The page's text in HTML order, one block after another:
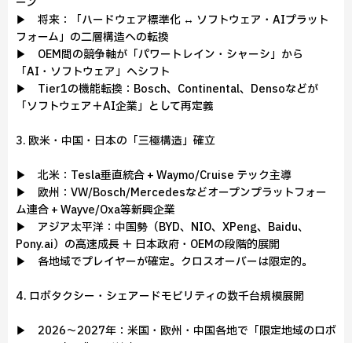
▶ 将来：「ハードウェア標準化 ↔ ソフトウェア・AIプラット
フォーム」の二層構造への転換
▶ OEM間の競争軸が「パワートレイン・シャーシ」から
「AI・ソフトウェア」へシフト
▶ Tier1の機能転換：Bosch、Continental、Densoなどが
「ソフトウェア＋AI企業」として再定義
3. 欧米・中国・日本の「三極構造」確立
▶ 北米：Tesla垂直統合 + Waymo/Cruise テック主導
▶ 欧州：VW/Bosch/Mercedesなどオープンプラットフォー
ム連合 + Wayve/Oxa等新興企業
▶ アジア太平洋：中国勢（BYD、NIO、XPeng、Baidu、
Pony.ai）の高速成長 ＋ 日本政府・OEMの段階的展開
▶ 各地域でプレイヤーが確定。クロスオーバーは限定的。
4. ロボタクシー・シェアードモビリティの数千台規模展開
▶ 2026～2027年：米国・欧州・中国各地で「限定地域のロボ